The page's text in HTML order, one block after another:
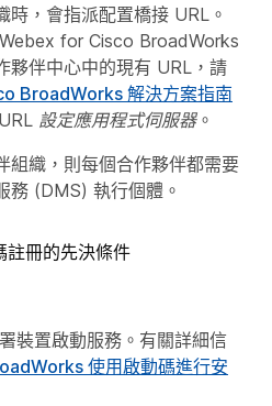
時，會指派配置橋接 URL。
for Cisco BroadWorks
夥伴中心中的現有 URL，請
BroadWorks 解決方案指南
設定應用程式伺服器。
組織，則每個合作夥伴都需要
務 (DMS) 執行個體。
註冊的先決條件
裝置啟動服務。有關詳細信
使用啟動碼進行安